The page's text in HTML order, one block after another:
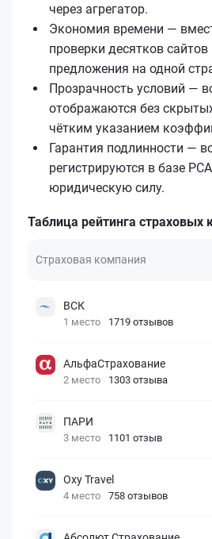
через агрегатор.
Экономия времени —
проверки десятков
предложения на одной
Прозрачность условий —
отображаются без
чётким указанием
Гарантия подлинности —
регистрируются в базе
юридическую силу.
Таблица рейтинга страховых
Страховая компания
ВСК
1 место 1719 отзывов
АльфаСтрахование
2 место 1303 отзыва
ПАРИ
3 место 1101 отзыв
Oxy Travel
4 место 758 отзывов